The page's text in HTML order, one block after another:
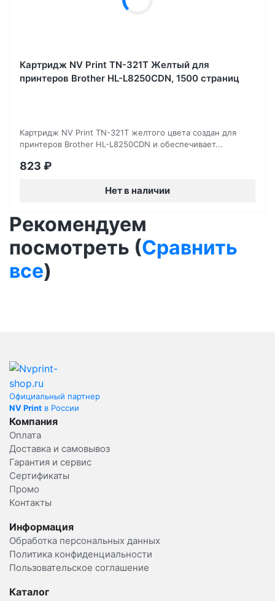
Картридж NV Print TN-321T Желтый для
принтеров Brother HL-L8250CDN, 1500 страниц
Картридж NV Print TN-321T желтого цвета создан для
принтеров Brother HL-L8250CDN и обеспечивает...
823 ₽
Нет в наличии
Рекомендуем
посмотреть (Сравнить
все)
Официальный партнер
NV Print в России
Компания
Оплата
Доставка и самовывоз
Гарантия и сервис
Сертификаты
Промо
Контакты
Информация
Обработка персональных данных
Политика конфиденциальности
Пользовательское соглашение
Каталог